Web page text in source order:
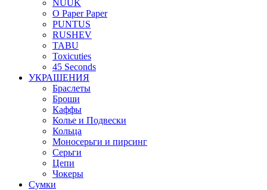
NUUK
O Paper Paper
PUNTUS
RUSHEV
TABU
Toxicuties
45 Seconds
УКРАШЕНИЯ
Браслеты
Броши
Каффы
Колье и Подвески
Кольца
Моносерьги и пирсинг
Серьги
Цепи
Чокеры
Сумки